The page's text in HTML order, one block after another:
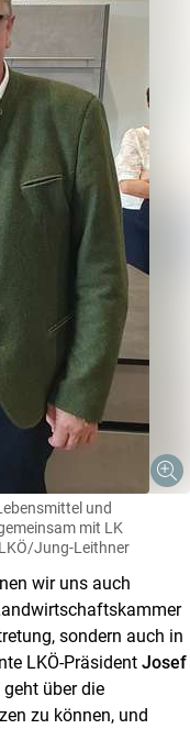
content
und
mit LK
Jung-Leithner
wir uns auch
sondern auch in
LKÖ-Präsident Josef
über die
zu können, und